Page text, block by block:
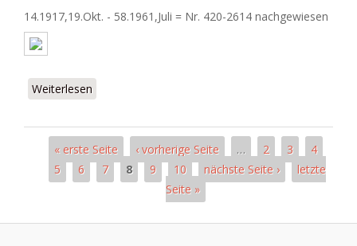
14.1917,19.Okt. - 58.1961,Juli = Nr. 420-2614 nachgewiesen
Weiterlesen
Seiten« erste Seite ‹ vorherige Seite … 2 3
4
5
6 7 8 9 10 nächste Seite ›
letzte
Seite »